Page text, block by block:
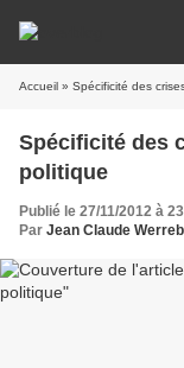
Accueil » Spécificité des
Spécificité des
politique
Publié le 27/11/2012 à
Par Jean Claude